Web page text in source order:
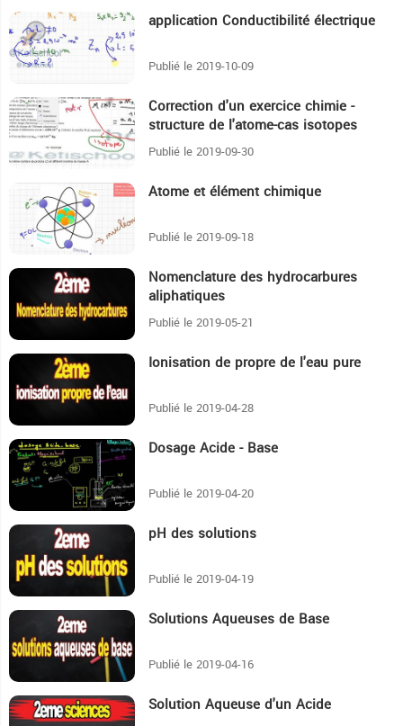
11:40 application Conductibilité électrique
Publié le 2019-10-09
28:4 Correction d'un exercice chimie -
structure de l'atome-cas isotopes
Publié le 2019-09-30
58:59 Atome et élément chimique
Publié le 2019-09-18
Nomenclature des hydrocarbures
aliphatiques
Publié le 2019-05-21
Ionisation de propre de l'eau pure
Publié le 2019-04-28
16:50 Dosage Acide - Base
Publié le 2019-04-20
pH des solutions
Publié le 2019-04-19
Solutions Aqueuses de Base
Publié le 2019-04-16
18:6 Solution Aqueuse d'un Acide